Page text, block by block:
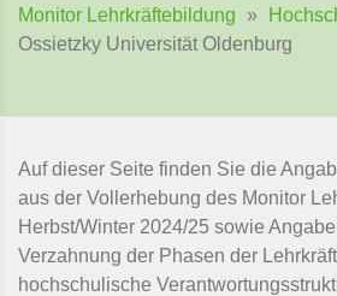
Monitor Lehrkräftebildung »
Ossietzky Universität Oldenburg
Auf dieser Seite finden Sie die
aus der Vollerhebung des Monitor
Herbst/Winter 2024/25 sowie
Verzahnung der Phasen der
hochschulische